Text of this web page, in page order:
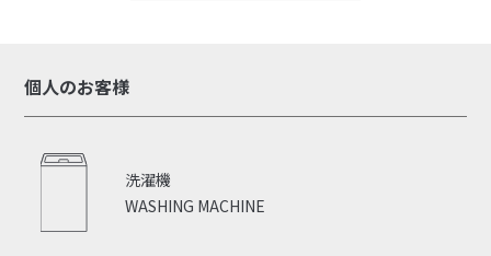
個人のお客様
WASHING MACHINE
洗濯機